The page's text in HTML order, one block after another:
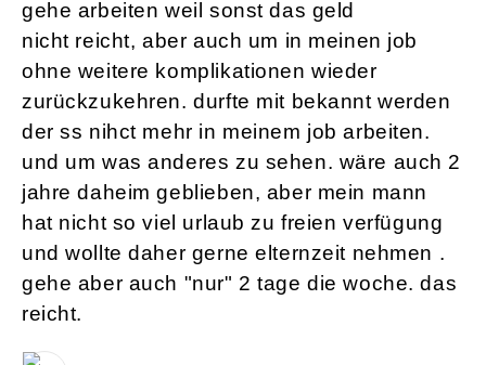
gehe arbeiten weil sonst das geld
nicht reicht, aber auch um in meinen job
ohne weitere komplikationen wieder
zurückzukehren. durfte mit bekannt werden
der ss nihct mehr in meinem job arbeiten.
und um was anderes zu sehen. wäre auch 2
jahre daheim geblieben, aber mein mann
hat nicht so viel urlaub zu freien verfügung
und wollte daher gerne elternzeit nehmen .
gehe aber auch "nur" 2 tage die woche. das
reicht.